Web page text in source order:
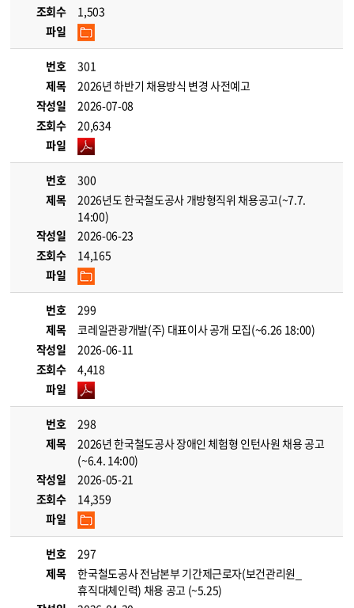
조회수
1,503
파일
번호
301
제목
2026년 하반기 채용방식 변경 사전예고
작성일
2026-07-08
조회수
20,634
파일
번호
300
제목
2026년도 한국철도공사 개방형직위 채용공고(~7.7.
14:00)
작성일
2026-06-23
조회수
14,165
파일
번호
299
제목
코레일관광개발(주) 대표이사 공개 모집(~6.26 18:00)
작성일
2026-06-11
조회수
4,418
파일
번호
298
제목
2026년 한국철도공사 장애인 체험형 인턴사원 채용 공고
(~6.4. 14:00)
작성일
2026-05-21
조회수
14,359
파일
번호
297
제목
한국철도공사 전남본부 기간제근로자(보건관리원_
휴직대체인력) 채용 공고 (~5.25)